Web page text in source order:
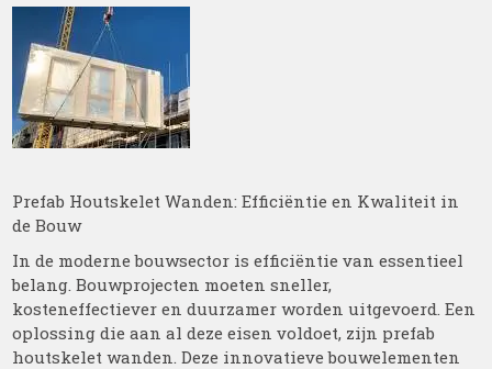
Prefab Houtskelet Wanden: Efficiëntie en Kwaliteit in
de Bouw
In de moderne bouwsector is efficiëntie van essentieel
belang. Bouwprojecten moeten sneller,
kosteneffectiever en duurzamer worden uitgevoerd. Een
oplossing die aan al deze eisen voldoet, zijn prefab
houtskelet wanden. Deze innovatieve bouwelementen